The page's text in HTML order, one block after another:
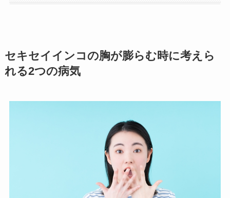
セキセイインコの胸が膨らむ時に考えら
れる2つの病気